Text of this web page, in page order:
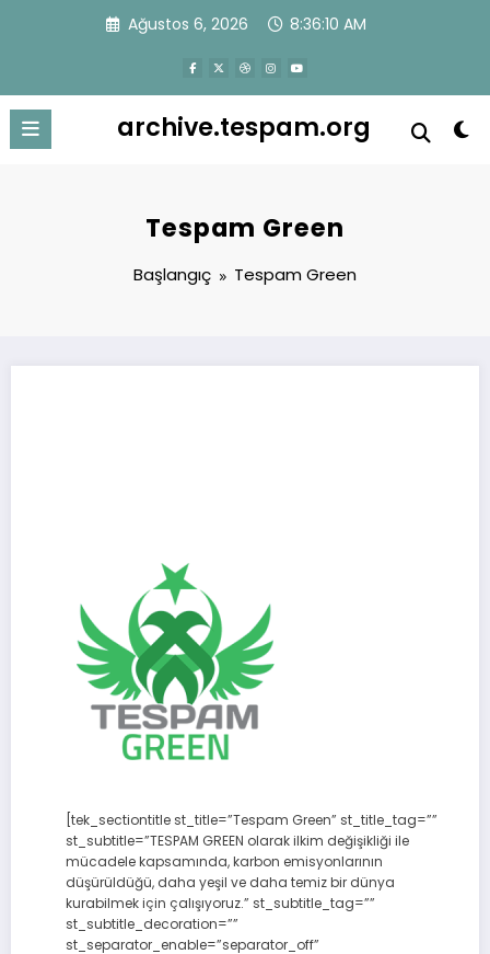
Ağustos 6, 2026 8:36:10 AM
archive.tespam.org
Tespam Green
Başlangıç Tespam Green
[tek_sectiontitle st_title=”Tespam Green” st_title_tag=””
st_subtitle=”TESPAM GREEN olarak ilkim değişikliği ile
mücadele kapsamında, karbon emisyonlarının
düşürüldüğü, daha yeşil ve daha temiz bir dünya
kurabilmek için çalışıyoruz.” st_subtitle_tag=””
st_subtitle_decoration=””
st_separator_enable=”separator_off”